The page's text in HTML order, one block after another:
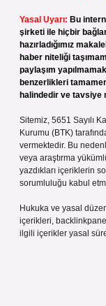
Yasal Uyarı: Bu
şirketi ile hiçbir
hazırladığımız
haber niteliği
paylaşım
benzerlikleri
halindedir ve tavsiye
Sitemiz, 5651 Sayılı
Kurumu (BTK)
vermektedir. Bu
veya araştırma
yazdıkları içeriklerin
sorumluluğu kabul
Hukuka ve yasal
içerikleri,
ilgili içerikler yasal